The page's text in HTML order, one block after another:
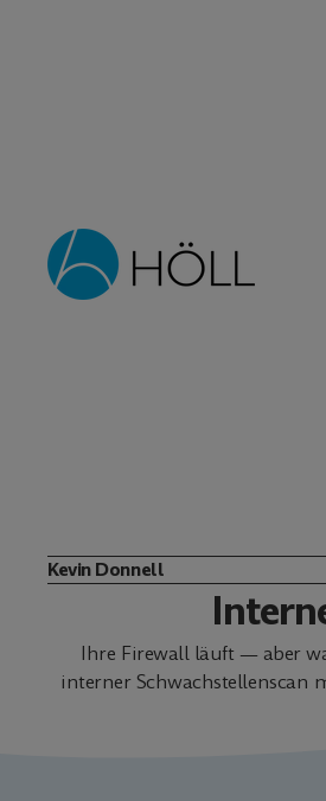
Kevin Donnell
Ihre Firewall läuft — aber
interner Schwachstellenscan